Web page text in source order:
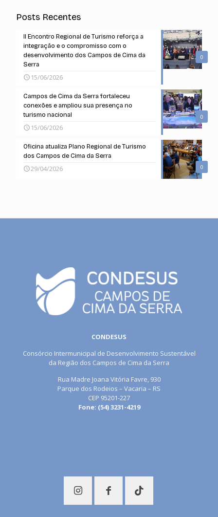
Posts Recentes
0
II Encontro Regional de Turismo reforça a
integração e o compromisso com o
desenvolvimento dos Campos de Cima da
Serra
15/06/2026
0
Campos de Cima da Serra fortaleceu
conexões e ampliou sua presença no
turismo nacional
15/06/2026
0
Oficina atualiza Plano Regional de Turismo
dos Campos de Cima da Serra
29/04/2026
CONDESUS
Consórcio Intermunicipal de Desenvolvimento Sustentável
da Região dos Campos de Cima da Serra
Rua Madre Joana Vitória Favre, 930
Parque dos Rodeios – Vacaria – RS
CEP 95201-227
Fone: (54) 3231-4219